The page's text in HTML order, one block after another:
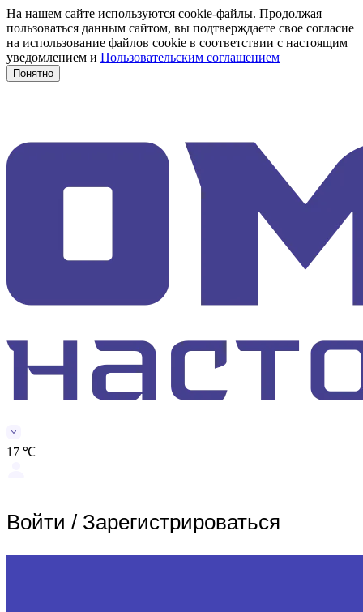
На нашем сайте используются cookie-файлы. Продолжая
пользоваться данным сайтом, вы подтверждаете свое согласие
на использование файлов cookie в соответствии с настоящим
уведомлением и Пользовательским соглашением
Понятно
17 ℃
Войти / Зарегистрироваться